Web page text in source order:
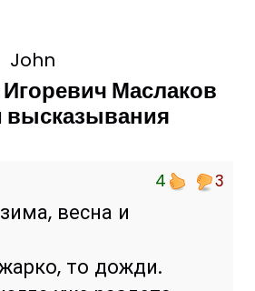
John
Маслаков
высказывания
4 3
весна и
то дожди.